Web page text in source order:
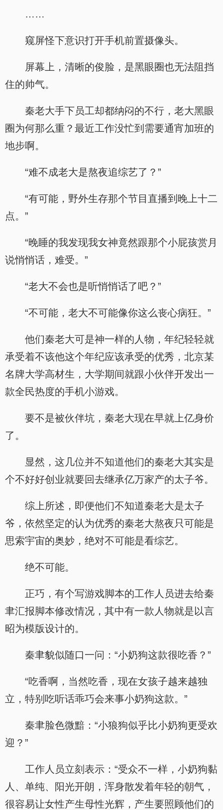
……
窥屏怪下意识打开手机前置摄像头。
屏幕上，清晰的俊脸，是黑眼圈也无法阻挡
住的帅气。
秦老大手下员工却都纳闷的不行，老大黑眼
圈为何那么重？最近工作没忙到需要通宵加班的
地步啊。
“难不成老大是熬夜追综艺了？”
“有可能，野外生存那个节目直播到晚上十二
点。”
“晚睡的我发现我女神竟然跟那个小屁孩赏月
说悄悄话，难受。”
“老大不会也是听悄悄话了吧？”
“不可能，老大不可能像你这么丧心病狂。”
他们秦老大可是神一样的人物，年纪轻轻就
承受着不该他这个年纪应该承受的优秀，北京某
名牌大学高材生，大学期间就跟小伙伴开发出一
款全民热度的手机小游戏。
要不是被伙伴坑，秦老大现在早就上亿身价
了。
显然，这几位并不知道他们的秦老大其实是
个不好好创业就要回去继承亿万家产的太子爷。
综上所述，即便他们不知道秦老大是太子
爷，依然坚定的认为优秀的秦老大熬夜只可能是
思索宇宙的奥妙，绝对不可能是看综艺。
绝不可能。
正巧，有个写游戏脚本的工作人员进去给秦
聿汇报脚本修改情况，其中有一款人物就是以言
昭为模版设计的。
秦聿貌似随口一问：“小奶狗这款很吃香？”
“吃香啊，当然吃香，现在女孩子越来越独
立，特别吃听话乖巧会来事小奶狗这款。”
秦聿脸色微黯：“小狼狗似乎比小奶狗更受欢
迎？”
工作人员立刻表示：“受众不一样，小奶狗黏
人、单纯、阳光开朗，浑身散发着年轻的朝气，
很容易让女性产生母性光辉，产生要照顾他们的